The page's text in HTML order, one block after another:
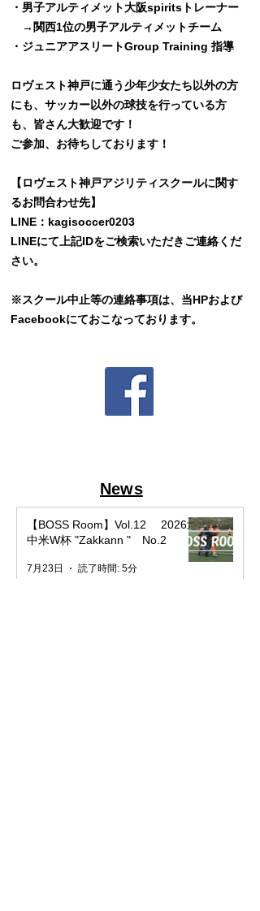
・男子アルティメット大阪spiritsトレーナー
→関西1位の男子アルティメットチーム
・ジュニアアスリートGroup Training 指導
ロヴェスト神戸に通う少年少女たち以外の方
にも、サッカー以外の球技を行っている方
も、皆さん大歓迎です！
ご参加、お待ちしております！
【ロヴェスト神戸アジリティスクールに関す
るお問合わせ先】
LINE：kagisoccer0203
LINE​にて上記IDをご検索いただきご連絡くだ
さい。
※スクール中止等の連絡事項は、当HPおよび
Facebookにておこなっております。
News
【BOSS Room】Vol.12 2026北
中米W杯 "Zakkann " No.2
7月23日 読了時間: 5分